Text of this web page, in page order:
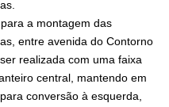
a montagem das
entre avenida do Contorno
realizada com uma faixa
central, mantendo em
conversão à esquerda,